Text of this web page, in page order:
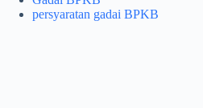
persyaratan gadai BPKB